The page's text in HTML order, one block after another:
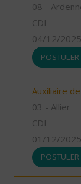
08 -
CDI
04/12/2025
POSTULER
Auxiliaire
03 - Allier
CDI
01/12/2025
POSTULER